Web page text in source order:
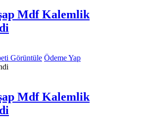
Mdf Kalemlik
Görüntüle Ödeme Yap
Mdf Kalemlik